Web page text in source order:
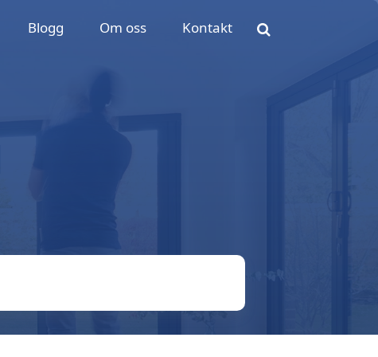
Blogg Om oss Kontakt